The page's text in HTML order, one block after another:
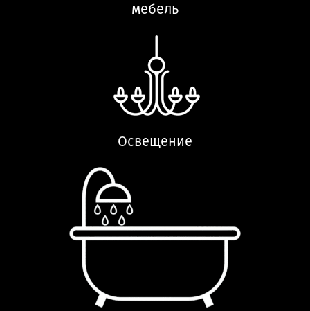
мебель
Освещение